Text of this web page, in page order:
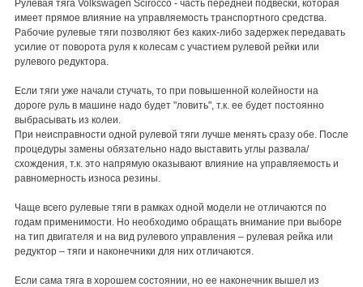
Рулевая тяга Volkswagen Scirocco - часть передней подвески, которая
имеет прямое влияние на управляемость транспортного средства.
Рабочие рулевые тяги позволяют без каких-либо задержек передавать
усилие от поворота руля к колесам с участием рулевой рейки или
рулевого редуктора.
Если тяги уже начали стучать, то при повышенной колейности на
дороге руль в машине надо будет "ловить", т.к. ее будет постоянно
выбрасывать из колеи.
При неисправности одной рулевой тяги лучше менять сразу обе. После
процедуры замены обязательно надо выставить углы развала/
схождения, т.к. это напрямую оказывают влияние на управляемость и
равномерность износа резины.
Чаще всего рулевые тяги в рамках одной модели не отличаются по
годам применимости. Но необходимо обращать внимание при выборе
на тип двигателя и на вид рулевого управления – рулевая рейка или
редуктор – тяги и наконечники для них отличаются.
Если сама тяга в хорошем состоянии, но ее наконечник вышел из